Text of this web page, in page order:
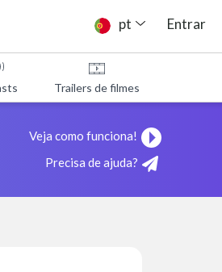
pt Entrar
Trailers de filmes
Veja como funciona!
Precisa de ajuda?